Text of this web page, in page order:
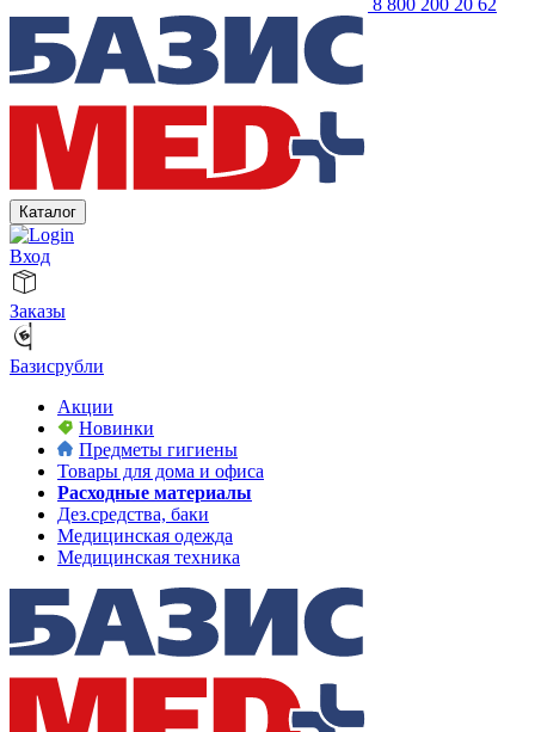
8 800 200 20 62
Каталог
Вход
Заказы
Базисрубли
Акции
Новинки
Предметы гигиены
Товары для дома и офиса
Расходные материалы
Дез.средства, баки
Медицинская одежда
Медицинская техника